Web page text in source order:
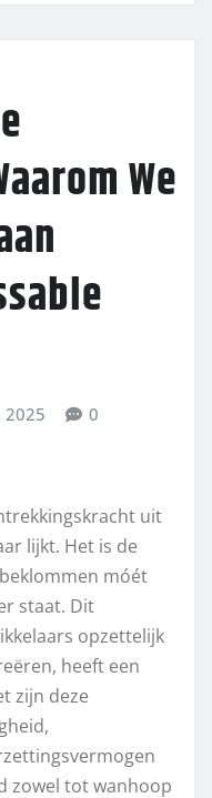
We
2025 0
uit
lijkt. Het is de
móét
staat. Dit
opzettelijk
heeft een
zijn deze
zowel tot wanhoop